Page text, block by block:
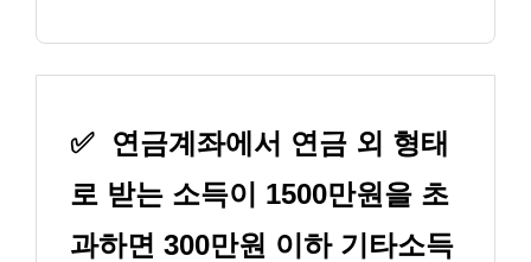
✅
연금계좌에서 연금 외 형태
로 받는 소득이 1500만원을 초
과하면 300만원 이하 기타소득